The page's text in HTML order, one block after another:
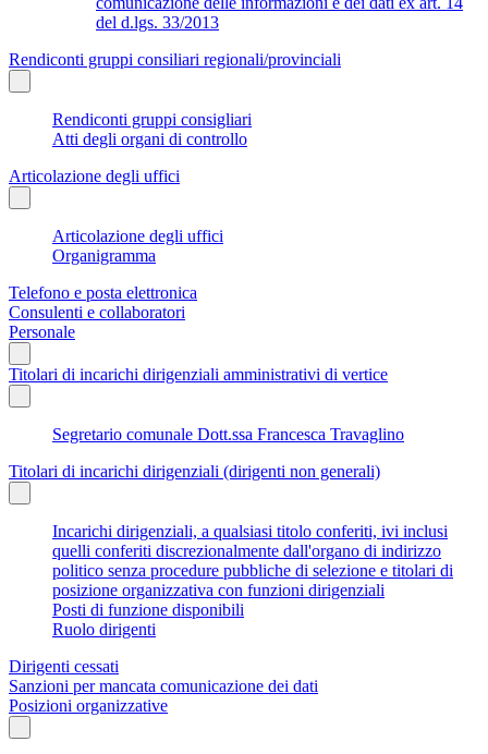
del d.lgs. 33/2013
Rendiconti gruppi consiliari regionali/provinciali
Rendiconti gruppi consigliari
Atti degli organi di controllo
Articolazione degli uffici
Articolazione degli uffici
Organigramma
Telefono e posta elettronica
Consulenti e collaboratori
Personale
Titolari di incarichi dirigenziali amministrativi di vertice
Segretario comunale Dott.ssa Francesca Travaglino
Titolari di incarichi dirigenziali (dirigenti non generali)
Incarichi dirigenziali, a qualsiasi titolo conferiti, ivi inclusi
quelli conferiti discrezionalmente dall'organo di indirizzo
politico senza procedure pubbliche di selezione e titolari di
posizione organizzativa con funzioni dirigenziali
Posti di funzione disponibili
Ruolo dirigenti
Dirigenti cessati
Sanzioni per mancata comunicazione dei dati
Posizioni organizzative